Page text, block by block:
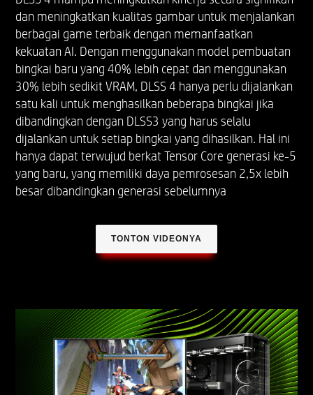
dan meningkatkan kualitas gambar untuk menjalankan
berbagai game terbaik dengan memanfaatkan
kekuatan AI. Dengan menggunakan model pembuatan
bingkai baru yang 40% lebih cepat dan menggunakan
30% lebih sedikit VRAM, DLSS 4 hanya perlu dijalankan
satu kali untuk menghasilkan beberapa bingkai jika
dibandingkan dengan DLSS3 yang harus selalu
dijalankan untuk setiap bingkai yang dihasilkan. Hal ini
hanya dapat terwujud berkat Tensor Core generasi ke-5
yang baru, yang memiliki daya pemrosesan 2,5x lebih
besar dibandingkan generasi sebelumnya
TONTON VIDEONYA